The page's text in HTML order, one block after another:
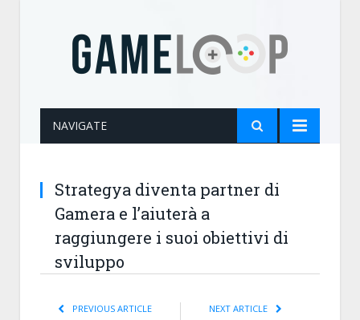
NAVIGATE
Strategya diventa partner di
Gamera e l’aiuterà a
raggiungere i suoi obiettivi di
sviluppo
PREVIOUS ARTICLE NEXT ARTICLE